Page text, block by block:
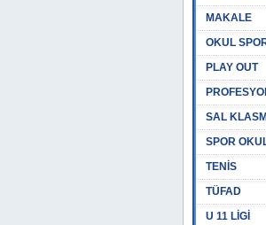
MAKALE
OKUL
PLAY OUT
SAL
SPOR
TENİS
TÜFAD
U 11 LİGİ